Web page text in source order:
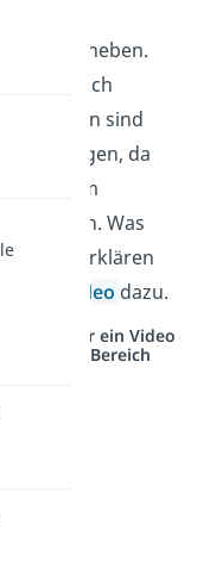
um
zu beheben.
als auch
sind
da
zu einem
führen. Was
sind erklären
Video dazu.
Hier ein Video
anderen Bereich